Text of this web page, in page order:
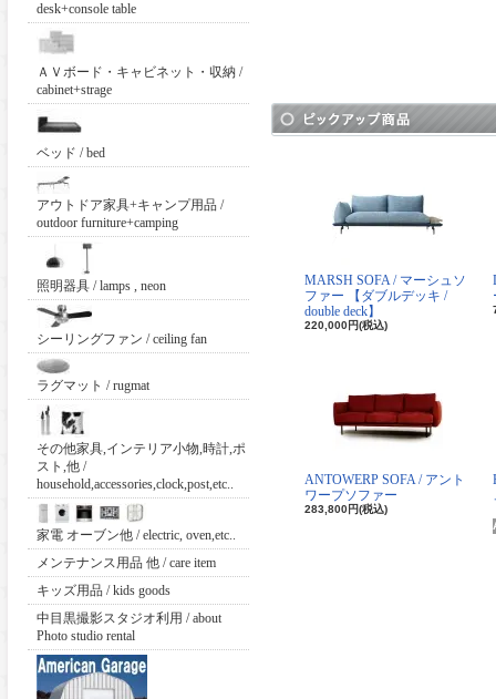
desk+console table
ＡＶボード・キャビネット・収納 /
cabinet+strage
ベッド / bed
アウトドア家具+キャンプ用品 /
outdoor furniture+camping
照明器具 / lamps , neon
シーリングファン / ceiling fan
ラグマット / rugmat
その他家具,インテリア小物,時計,ポ
スト,他 /
household,accessories,clock,post,etc..
家電 オーブン他 / electric, oven,etc..
メンテナンス用品 他 / care item
キッズ用品 / kids goods
中目黒撮影スタジオ利用 / about
Photo studio rental
MARSH SOFA / マーシュソ
ファー 【ダブルデッキ /
double deck】
220,000円(税込)
ANTOWERP SOFA / アント
ワープソファー
283,800円(税込)